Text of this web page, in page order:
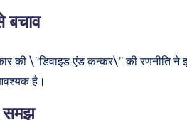
बचाव
की \”डिवाइड एंड कन्कर\” की रणनीति
है।
समझ